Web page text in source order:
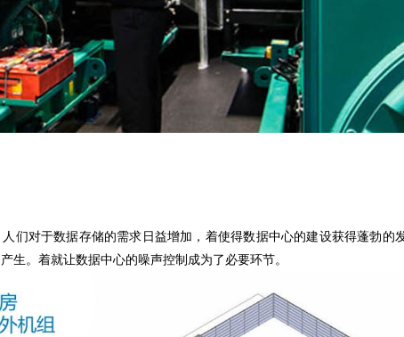
们对于数据存储的需求日益增加，着使得数据中心的建设获得蓬勃的
生。着就让数据中心的噪声控制成为了必要环节。